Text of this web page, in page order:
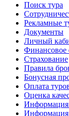
Поиск тура
Рекламные
Документы
Личный
Финансовое
Страхование
Правила
Бонусная
Оплата
Оценка
Информация
Информация